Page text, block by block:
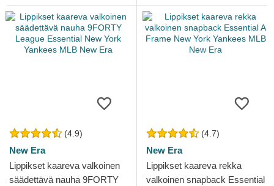
(4.9)
New Era
Lippikset kaareva valkoinen
säädettävä nauha 9FORTY
(4.7)
New Era
Lippikset kaareva rekka
valkoinen snapback Essential